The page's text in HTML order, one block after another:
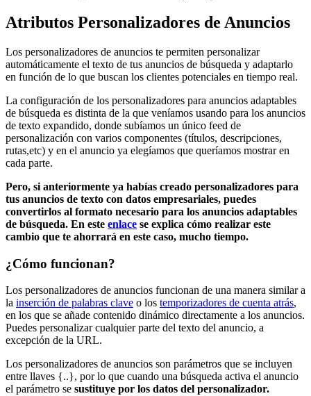
Atributos Personalizadores de Anuncios
Los personalizadores de anuncios te permiten personalizar
automáticamente el texto de tus anuncios de búsqueda y adaptarlo
en función de lo que buscan los clientes potenciales en tiempo real.
La configuración de los personalizadores para anuncios adaptables
de búsqueda es distinta de la que veníamos usando para los anuncios
de texto expandido, donde subíamos un único feed de
personalización con varios componentes (títulos, descripciones,
rutas,etc) y en el anuncio ya elegíamos que queríamos mostrar en
cada parte.
Pero, si anteriormente ya habías creado personalizadores para
tus anuncios de texto con datos empresariales, puedes
convertirlos al formato necesario para los anuncios adaptables
de búsqueda. En este enlace se explica cómo realizar este
cambio que te ahorrará en este caso, mucho tiempo.
¿Cómo funcionan?
Los personalizadores de anuncios funcionan de una manera similar a
la inserción de palabras clave o los temporizadores de cuenta atrás,
en los que se añade contenido dinámico directamente a los anuncios.
Puedes personalizar cualquier parte del texto del anuncio, a
excepción de la URL.
Los personalizadores de anuncios son parámetros que se incluyen
entre llaves {..}, por lo que cuando una búsqueda activa el anuncio
el parámetro se sustituye por los datos del personalizador.